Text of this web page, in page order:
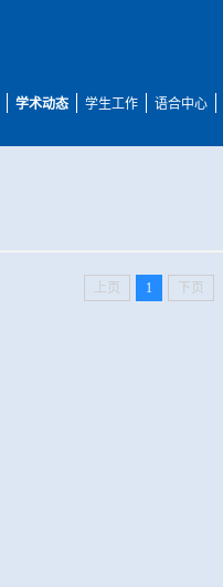
学术动态 学生工作 语合中心
上页 1 下页